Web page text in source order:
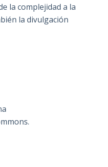
la complejidad a la
la divulgación
.